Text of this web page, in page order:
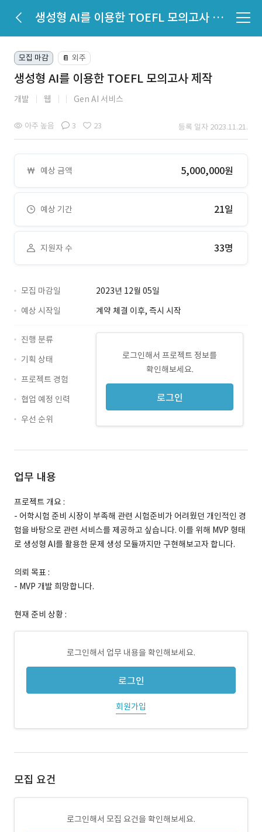
생성형 AI를 이용한 TOEFL 모의고사 제작
모집 마감 📔 외주
생성형 AI를 이용한 TOEFL 모의고사 제작
개발 웹 Gen AI 서비스
아주 높음 3 23 등록 일자 2023.11.21.
예상 금액 5,000,000원
예상 기간 21일
지원자 수 33명
모집 마감일
2023년 12월 05일
예상 시작일
계약 체결 이후, 즉시 시작
로그인해서 프로젝트 정보를
확인해보세요.
로그인
진행 분류
기획 상태
프로젝트 경험
협업 예정 인력
우선 순위
업무 내용
프로젝트 개요 :
- 어학시험 준비 시장이 부족해 관련 시험준비가 어려웠던 개인적인 경
험을 바탕으로 관련 서비스를 제공하고 싶습니다. 이를 위해 MVP 형태
로 생성형 AI를 활용한 문제 생성 모듈까지만 구현해보고자 합니다.
의뢰 목표 :
- MVP 개발 희망합니다.
현재 준비 상황 :
로그인해서 업무 내용을 확인해보세요.
로그인
회원가입
모집 요건
로그인해서 모집 요건을 확인해보세요.